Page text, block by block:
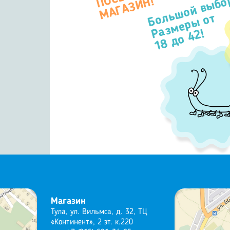
П
Н!Большой
Размеры от
18 до 42!
Магазин
Тула, ул. Вильмса, д. 32, ТЦ
«Континент», 2 эт. к.220